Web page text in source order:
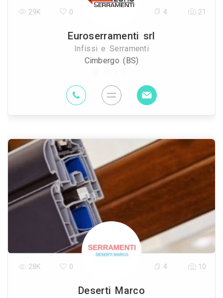
Euroserramenti srl
Infissi e Serramenti
Cimbergo (BS)
29K 0 4 21
Deserti Marco
28K 0 4 10